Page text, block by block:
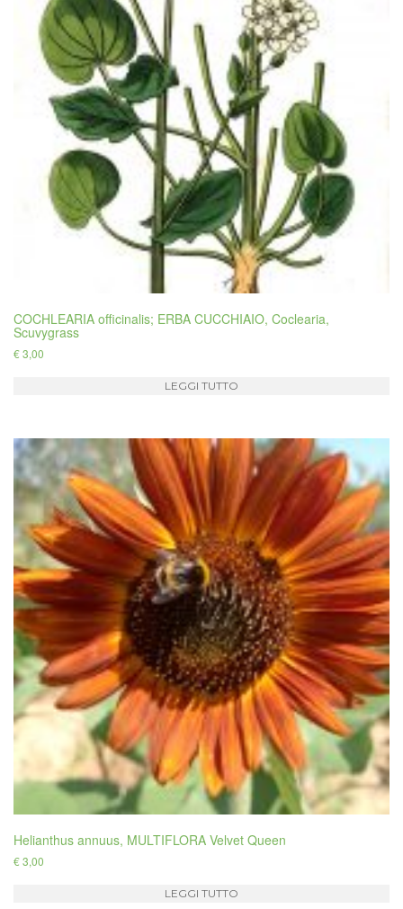
COCHLEARIA officinalis; ERBA CUCCHIAIO, Coclearia,
Scuvygrass
€3,00
LEGGI TUTTO
Helianthus annuus, MULTIFLORA Velvet Queen
€3,00
LEGGI TUTTO